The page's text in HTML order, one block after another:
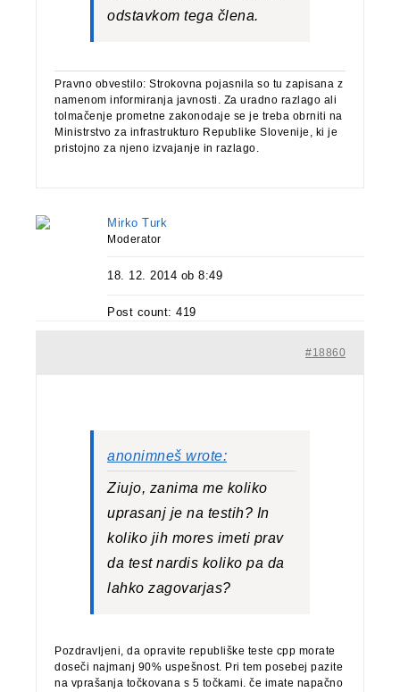
odstavkom tega člena.
Pravno obvestilo: Strokovna pojasnila so tu zapisana z
namenom informiranja javnosti. Za uradno razlago ali
tolmačenje prometne zakonodaje se je treba obrniti na
Ministrstvo za infrastrukturo Republike Slovenije, ki je
pristojno za njeno izvajanje in razlago.
Mirko Turk
Moderator
18. 12. 2014 ob 8:49
Post count: 419
#18860
anonimneš wrote:
Ziujo, zanima me koliko
uprasanj je na testih? In
koliko jih mores imeti prav
da test nardis koliko pa da
lahko zagovarjas?
Pozdravljeni, da opravite republiške teste cpp morate
doseči najmanj 90% uspešnost. Pri tem posebej pazite
na vprašanja točkovana s 5 točkami. če imate napačno